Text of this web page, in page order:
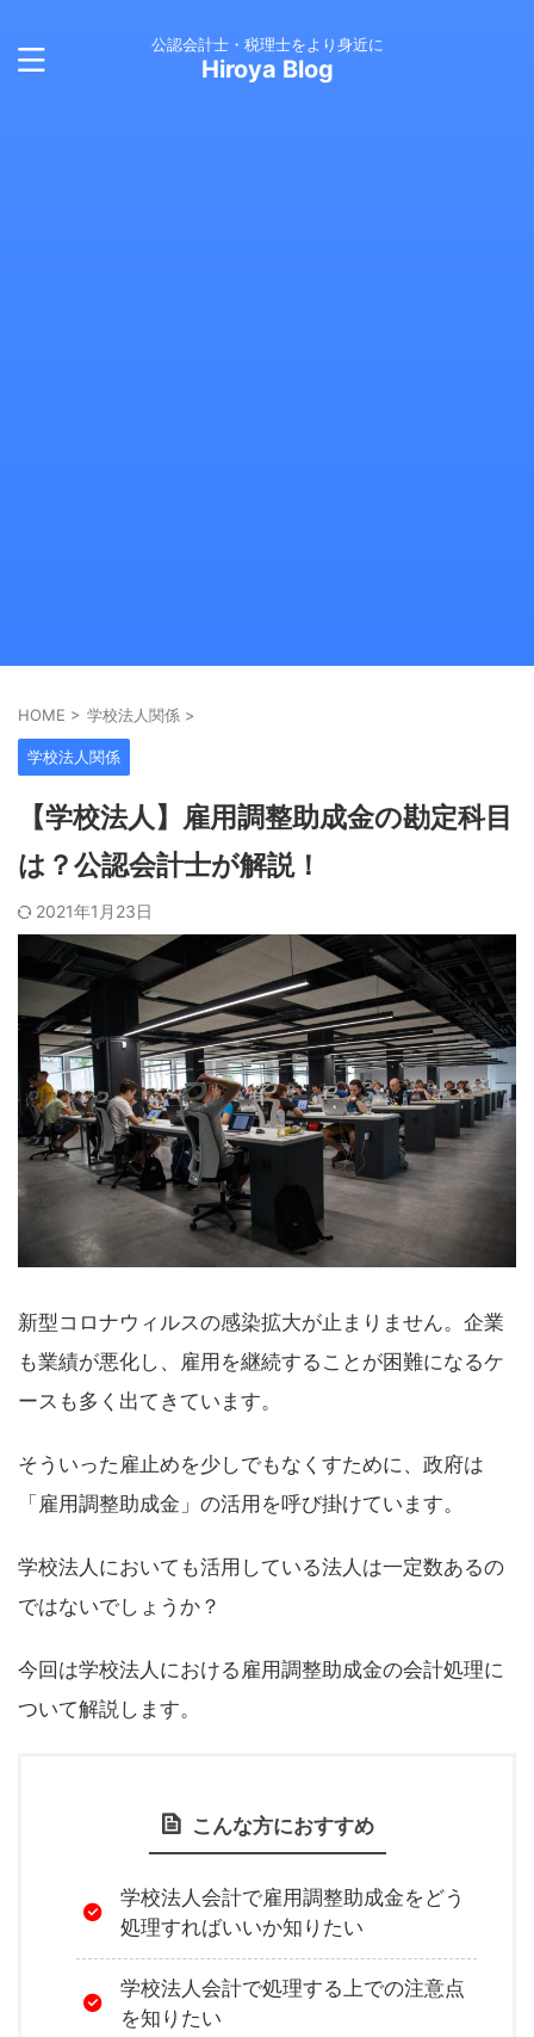
公認会計士・税理士をより身近に
Hiroya Blog
HOME > 学校法人関係 >
学校法人関係
【学校法人】雇用調整助成金の勘定科目
は？公認会計士が解説！
2021年1月23日
新型コロナウィルスの感染拡大が止まりません。企業
も業績が悪化し、雇用を継続することが困難になるケ
ースも多く出てきています。
そういった雇止めを少しでもなくすために、政府は
「雇用調整助成金」の活用を呼び掛けています。
学校法人においても活用している法人は一定数あるの
ではないでしょうか？
今回は学校法人における雇用調整助成金の会計処理に
ついて解説します。
こんな方におすすめ
学校法人会計で雇用調整助成金をどう
処理すればいいか知りたい
学校法人会計で処理する上での注意点
を知りたい